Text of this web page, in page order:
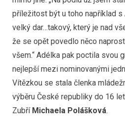
příležitost být u toho například s
velký dar…takový, který je nad
že se opět povedlo něco
všem.“ Adélka pak poctila svou
nejlepší mezi nominovanými
Vítězkou se stala členka
výběru České republiky do 16
Zubří Michaela Polášková.